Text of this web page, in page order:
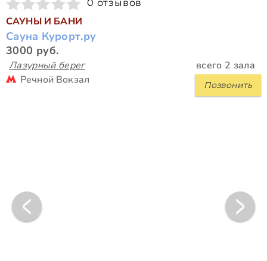
0 отзывов
САУНЫ И БАНИ
Сауна Курорт.ру
3000 руб.
Лазурный берег всего 2 зала
Позвонить
Речной Вокзал